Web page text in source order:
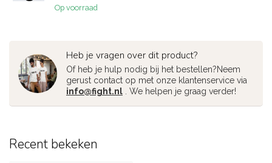
Op voorraad
Heb je vragen over dit product?
Of heb je hulp nodig bij het bestellen?Neem
gerust contact op met onze klantenservice via
info@fight.nl . We helpen je graag verder!
Recent bekeken